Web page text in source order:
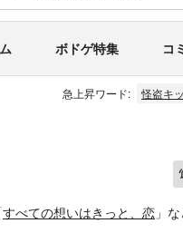
ボドゲ特集 コ
急上昇ワード: 怪盗キ
すべての想いはきっと、恋 」な